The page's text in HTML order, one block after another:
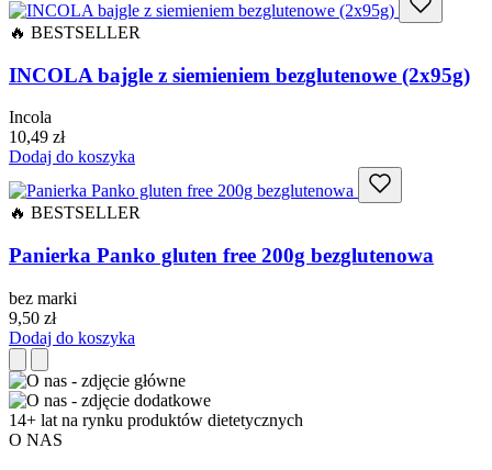
🔥 BESTSELLER
INCOLA bajgle z siemieniem bezglutenowe (2x95g)
Incola
10,49 zł
Dodaj do koszyka
🔥 BESTSELLER
Panierka Panko gluten free 200g bezglutenowa
bez marki
9,50 zł
Dodaj do koszyka
14+ lat na rynku produktów dietetycznych
O NAS